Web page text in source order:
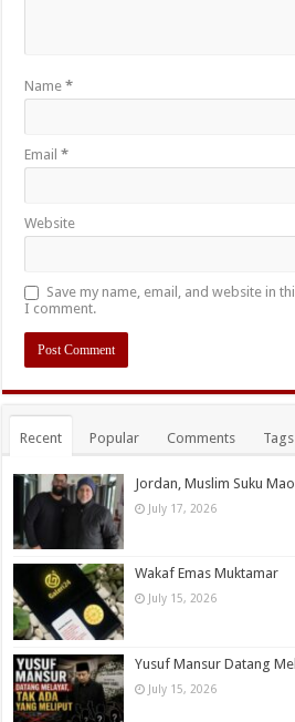
Name*
Email*
Website
Save my name, email, and website in
I comment.
Recent Popular Comments Tags
Jordan, Muslim Suku
July 17, 2026
Wakaf Emas Muktamar
July 15, 2026
Yusuf Mansur Datang
July 15, 2026